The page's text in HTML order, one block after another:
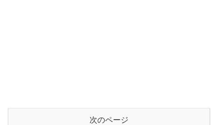
次のページ